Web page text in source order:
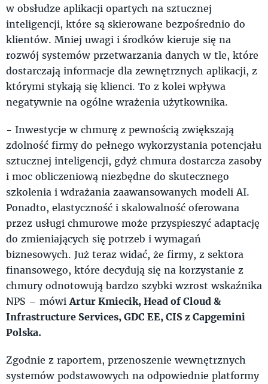
w obsłudze aplikacji opartych na sztucznej
inteligencji, które są skierowane bezpośrednio do
klientów. Mniej uwagi i środków kieruje się na
rozwój systemów przetwarzania danych w tle, które
dostarczają informacje dla zewnętrznych aplikacji, z
którymi stykają się klienci. To z kolei wpływa
negatywnie na ogólne wrażenia użytkownika.
- Inwestycje w chmurę z pewnością zwiększają
zdolność firmy do pełnego wykorzystania potencjału
sztucznej inteligencji, gdyż chmura dostarcza zasoby
i moc obliczeniową niezbędne do skutecznego
szkolenia i wdrażania zaawansowanych modeli AI.
Ponadto, elastyczność i skalowalność oferowana
przez usługi chmurowe może przyspieszyć adaptację
do zmieniających się potrzeb i wymagań
biznesowych. Już teraz widać, że firmy, z sektora
finansowego, które decydują się na korzystanie z
chmury odnotowują bardzo szybki wzrost wskaźnika
NPS – mówi Artur Kmiecik, Head of Cloud &
Infrastructure Services, GDC EE, CIS z Capgemini
Polska.
Zgodnie z raportem, przenoszenie wewnętrznych
systemów podstawowych na odpowiednie platformy